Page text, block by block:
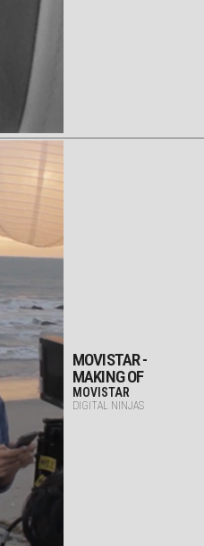
MOVISTAR -
MAKING OF
MOVISTAR
DIGITAL NINJAS